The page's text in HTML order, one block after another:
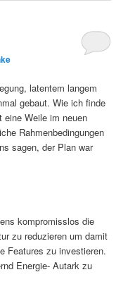
latentem langem
gebaut. Wie ich finde
Weile im neuen
Rahmenbedingungen
sagen, der Plan war
kompromisslos die
zu reduzieren um damit
Features zu investieren.
Energie- Autark zu